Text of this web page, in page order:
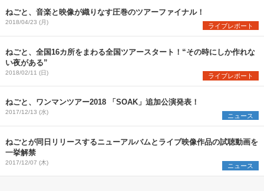
ねごと、音楽と映像が織りなす圧巻のツアーファイナル！
2018/04/23 (月) ライブレポート
ねごと、全国16カ所をまわる全国ツアースタート！“その時にしか作れな
い夜がある”
2018/02/11 (日) ライブレポート
ねごと、ワンマンツアー2018 「SOAK」追加公演発表！
2017/12/13 (水) ニュース
ねごとが同日リリースするニューアルバムとライブ映像作品の試聴動画を
一挙解禁
2017/12/07 (木) ニュース